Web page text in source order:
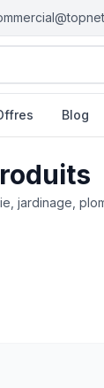
Blog
jardinage,